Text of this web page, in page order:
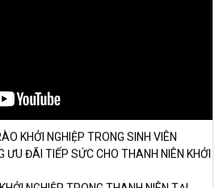
Thuột tăng cường kết nối với doanh
Đắk Lắk
KHỞI NGHIỆP TRONG SINH VIÊN
ƯU ĐÃI TIẾP SỨC CHO THANH NIÊN KHỞI
NGHIỆP TRONG THANH NIÊN TẠI